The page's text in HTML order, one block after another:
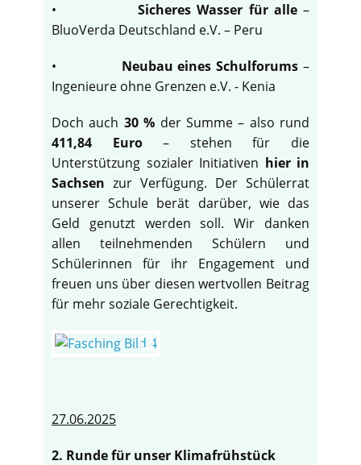
•Sicheres Wasser für alle–
BluoVerda Deutschland e.V. – Peru
• Neubau eines Schulforums –
Ingenieure ohne Grenzen e.V. - Kenia
Doch auch 30 % der Summe – also rund
411,84 Euro– stehen für die
Unterstützung sozialer Initiativen hier in
Sachsen zur Verfügung. Der Schülerrat
unserer Schule berät darüber, wie das
Geld genutzt werden soll. Wir danken
allen teilnehmenden Schülern und
Schülerinnen für ihr Engagement und
freuen uns über diesen wertvollen Beitrag
für mehr soziale Gerechtigkeit.
27.06.2025
2. Runde für unser Klimafrühstück